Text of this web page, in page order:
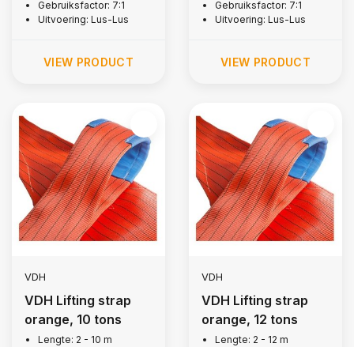
Gebruiksfactor: 7:1
Uitvoering: Lus-Lus
VIEW PRODUCT
Gebruiksfactor: 7:1
Uitvoering: Lus-Lus
VIEW PRODUCT
VDH
VDH Lifting strap
orange, 10 tons
Lengte: 2 - 10 m
VDH
VDH Lifting strap
orange, 12 tons
Lengte: 2 - 12 m